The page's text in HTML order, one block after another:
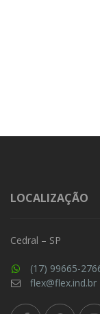
LOCALIZAÇÃO
Cedral – SP
(17) 99665-
flex@flex.ind.br